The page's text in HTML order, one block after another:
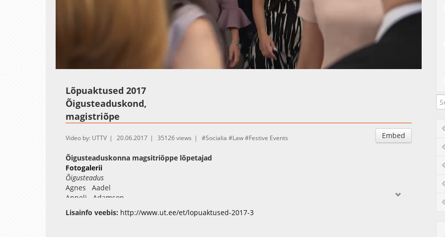
Lõpuaktused 2017
Õigusteaduskond,
magistriõpe
Embed
Video by: UTTV 20.06.2017 35126 views Socialia Law Festive Events
Õigusteaduskonna magsitriõppe lõpetajad
Fotogalerii
Õigusteadus
Agnes Aadel
Anneli Adamson
Kristiina-Marita Alliksoo
Lisainfo veebis: http://www.ut.ee/et/lopuaktused-2017-3